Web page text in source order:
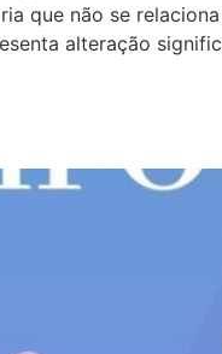
que não se
alteração